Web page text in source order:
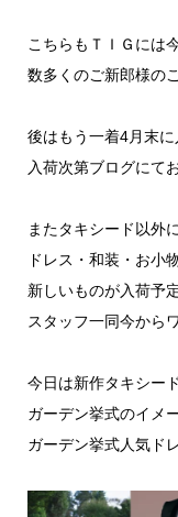
こちらもＴＩＧには
数多くのご新郎様の
後はもう一着4月末
入荷次第ブログにて
またタキシード以外に
ドレス・和装・お小
新しいものが入荷予
スタッフ一同今から
今日は新作タキシー
ガーデン挙式のイメ
ガーデン挙式人気ド